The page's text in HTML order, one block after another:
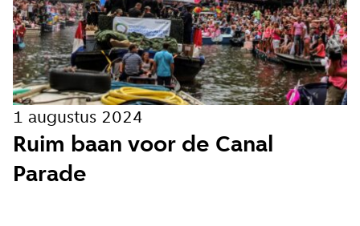
Hoe vaak wil je van ons horen:
Bij elk nieuw artikel
Wekelijks
Maandelijks
Ruim baan voor de Canal
Parade
1 augustus 2024